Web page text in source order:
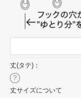
丈(タテ)：
丈サイズについて